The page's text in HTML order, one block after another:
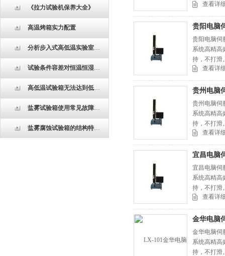
《拉力试验机保养大全》
高温烤箱实力配置
分析步入式高低温实验室的控制器的特点
试验条件容差对恒温恒湿试验箱的测试结果有什么影响
高低温试验箱无法达到低温要求怎么办？
盐雾试验箱使用常见故障处理
盐雾腐蚀试验箱的结构特征讲解
查看详
贵阳电脑
贵阳电脑伺
系统高精高
持，不打滑
查看详
贵州电脑
贵州电脑伺
系统高精高
持，不打滑
查看详
宜昌电脑
宜昌电脑伺
系统高精高
持，不打滑
查看详
金华电脑
金华电脑伺
系统高精高
持，不打滑